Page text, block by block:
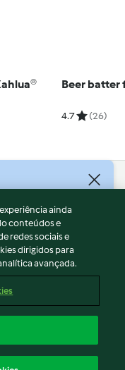
Beer batter
4.7 (26)
ainda
conteúdos e
redes sociais e
dirigidos para
avançada.